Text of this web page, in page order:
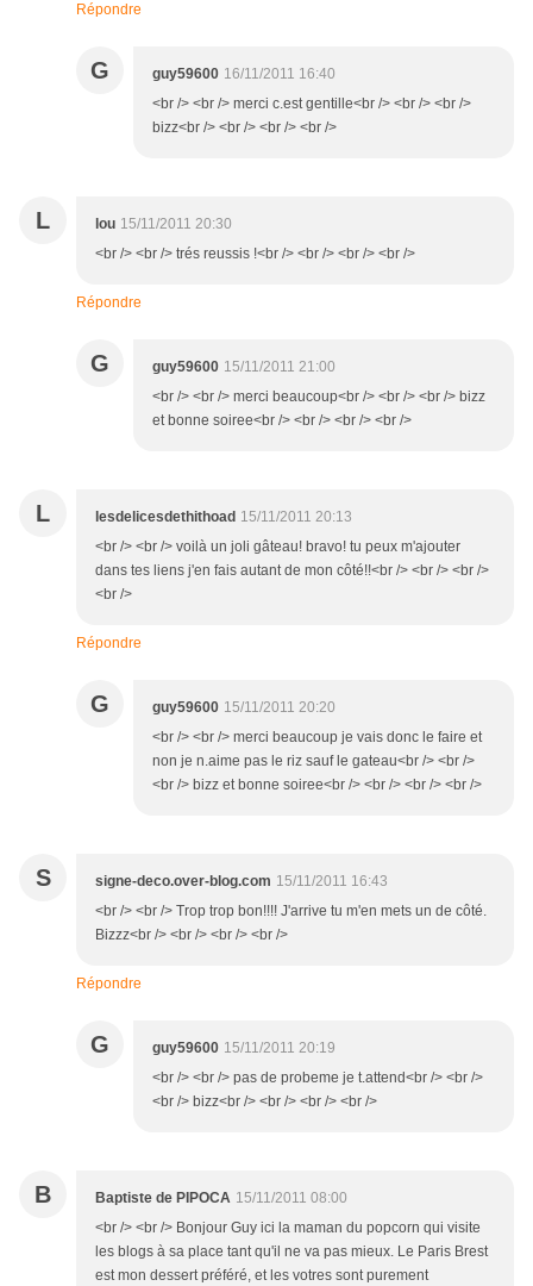
Répondre
G guy59600 16/11/2011 16:40
<br /> <br /> merci c.est gentille<br /> <br /> <br />
bizz<br /> <br /> <br /> <br />
L lou 15/11/2011 20:30
<br /> <br /> trés reussis !<br /> <br /> <br /> <br />
Répondre
G guy59600 15/11/2011 21:00
<br /> <br /> merci beaucoup<br /> <br /> <br /> bizz
et bonne soiree<br /> <br /> <br /> <br />
L lesdelicesdethithoad 15/11/2011 20:13
<br /> <br /> voilà un joli gâteau! bravo! tu peux m'ajouter
dans tes liens j'en fais autant de mon côté!!<br /> <br /> <br />
<br />
Répondre
G guy59600 15/11/2011 20:20
<br /> <br /> merci beaucoup je vais donc le faire et
non je n.aime pas le riz sauf le gateau<br /> <br />
<br /> bizz et bonne soiree<br /> <br /> <br /> <br />
S signe-deco.over-blog.com 15/11/2011 16:43
<br /> <br /> Trop trop bon!!!! J'arrive tu m'en mets un de côté.
Bizzz<br /> <br /> <br /> <br />
Répondre
G guy59600 15/11/2011 20:19
<br /> <br /> pas de probeme je t.attend<br /> <br />
<br /> bizz<br /> <br /> <br /> <br />
B Baptiste de PIPOCA 15/11/2011 08:00
<br /> <br /> Bonjour Guy ici la maman du popcorn qui visite
les blogs à sa place tant qu'il ne va pas mieux. Le Paris Brest
est mon dessert préféré, et les votres sont purement